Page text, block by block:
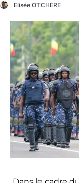
Elisée OTCHERE